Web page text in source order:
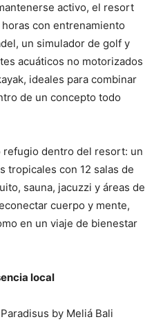
activo, el resort
con entrenamiento
un simulador de golf y
acuáticos no motorizados
ideales para combinar
de un concepto todo
refugio dentro del resort: un
tropicales con 12 salas de
sauna, jacuzzi y áreas de
cuerpo y mente,
en un viaje de bienestar
local
by Meliá Bali